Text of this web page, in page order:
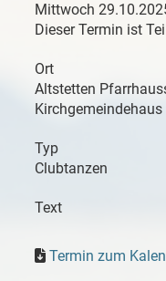
Mittwoch
Dieser Termin ist
Ort
Altstetten
Kirchgemeindehaus
Typ
Clubtanzen
Text
Termin zum